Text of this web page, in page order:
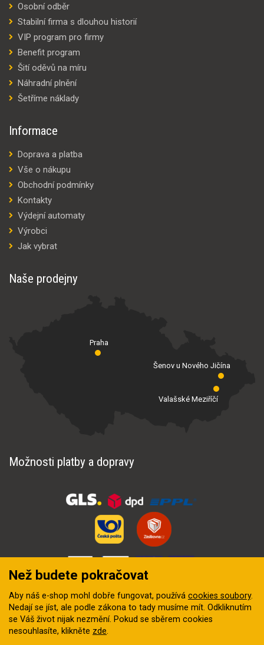
Osobní odběr
Stabilní firma s dlouhou historií
VIP program pro firmy
Benefit program
Šití oděvů na míru
Náhradní plnění
Šetříme náklady
Informace
Doprava a platba
Vše o nákupu
Obchodní podmínky
Kontakty
Výdejní automaty
Výrobci
Jak vybrat
Naše prodejny
Praha
Valašské Meziříčí
Šenov u Nového Jičína
Možnosti platby a dopravy
Než budete pokračovat
Aby náš e-shop mohl dobře fungovat, používá cookies soubory.
Nedají se jíst, ale podle zákona to tady musíme mít. Odkliknutím
se Váš život nijak nezmění. Pokud se sběrem cookies
nesouhlasíte, klikněte zde.